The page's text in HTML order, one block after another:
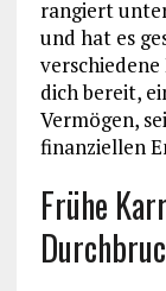
rangiert
und hat es
dich bereit,
Vermögen,
finanziellen
Frühe